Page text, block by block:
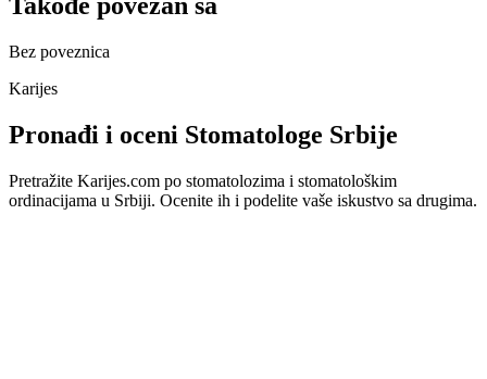
Takođe povezan sa
Bez poveznica
Karijes
Pronađi i oceni Stomatologe Srbije
Pretražite Karijes.com po stomatolozima i stomatološkim
ordinacijama u Srbiji. Ocenite ih i podelite vaše iskustvo sa drugima.